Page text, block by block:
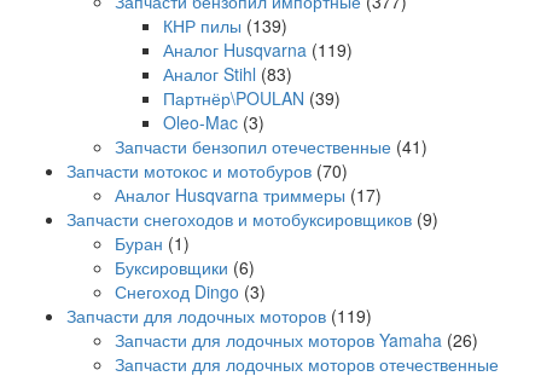
КНР пилы (139)
Аналог Husqvarna (119)
Аналог Stihl (83)
Партнёр\POULAN (39)
Oleo-Mac (3)
Запчасти бензопил отечественные (41)
Запчасти мотокос и мотобуров (70)
Аналог Husqvarna триммеры (17)
Запчасти снегоходов и мотобуксировщиков (9)
Буран (1)
Буксировщики (6)
Снегоход Dingo (3)
Запчасти для лодочных моторов (119)
Запчасти для лодочных моторов Yamaha (26)
Запчасти для лодочных моторов отечественные